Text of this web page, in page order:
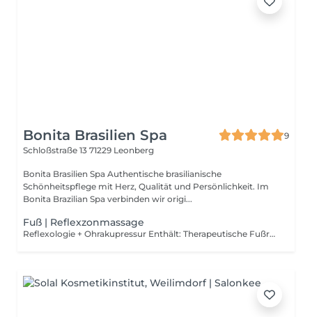
Bonita Brasilien Spa
9
Schloßstraße 13 71229 Leonberg
Bonita Brasilien Spa Authentische brasilianische
Schönheitspflege mit Herz, Qualität und Persönlichkeit. Im
Bonita Brazilian Spa verbinden wir origi...
Fuß | Reflexzonmassage
Reflexologie + Ohrakupressur Enthält: Therapeutische Fußreflexzonenmassage (40 Min) Ohrakupressur mit Samen oder Kristallen (20 Min) Kurze Analyse + allgemeine Empfehlungen Ideal zur Linderung von Verspannungen, Stressabbau und zur energetischen Harmonisierung des Körpers Premium Paket Energie & Selbstkenntnis Enthält: Therapeutische Fußreflexzonenmassage Ohrakupressur (Samen oder Kristalle) Fuß- & Körperanalyse Persönlicher Interpretationsbericht Entspannender Bonita-Tee Empfohlen für alle, die Körperbotschaften verstehen, Blockaden lösen und innere Balance finden möchten. Bei der Reflexzonenmassage wird gezielter Druck auf bestimmte Bereiche am Körper ausgeübt, die bestimmten Regionen entsprechen. Die Reflexzonenmassage ist eine sofort entspannende und beruhigende Therapie, die jedem hilft, der unter Stress und Angst leidet.